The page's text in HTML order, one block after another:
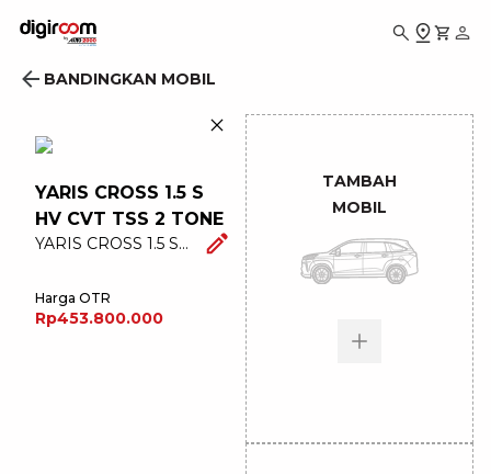
BANDINGKAN MOBIL
YARIS CROSS 1.5 S
HV CVT TSS 2 TONE
YARIS CROSS 1.5 S
Harga OTR
Rp453.800.000
TAMBAH
MOBIL